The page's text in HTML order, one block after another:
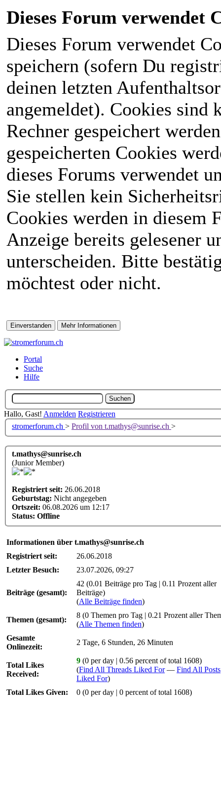
Dieses Forum verwendet
Dieses Forum verwendet
speichern (sofern Du
deinen letzten
angemeldet). Cookies sind
Rechner gespeichert
gespeicherten Cookies
dieses Forums verwendet
Sie stellen kein
Cookies werden in diesem
Anzeige bereits gelesener
unterscheiden. Bitte
möchtest oder nicht.
Portal
Suche
Hilfe
Hallo, Gast! Anmelden Registrieren
stromerforum.ch > Profil von t.mathys@sunrise.ch >
t.mathys@sunrise.ch
(Junior Member)
Registriert seit: 26.06.2018
Geburtstag: Nicht angegeben
Ortszeit: 06.08.2026 um 12:17
Status: Offline
Informationen über t.mathys@sunrise.ch
Registriert seit:
26.06.2018
Letzter Besuch:
23.07.2026, 09:27
Beiträge (gesamt):
42 (0.01 Beiträge pro Tag | 0.11 Prozent aller
Beiträge)
(Alle Beiträge finden)
Themen (gesamt):
8 (0 Themen pro Tag | 0.21 Prozent aller
(Alle Themen finden)
Gesamte
Onlinezeit:
2 Tage, 6 Stunden, 26 Minuten
Total Likes
Received:
9 (0 per day | 0.56 percent of total 1608)
(Find All Threads Liked For— Find All Posts
Liked For)
Total Likes Given:
0 (0 per day | 0 percent of total 1608)